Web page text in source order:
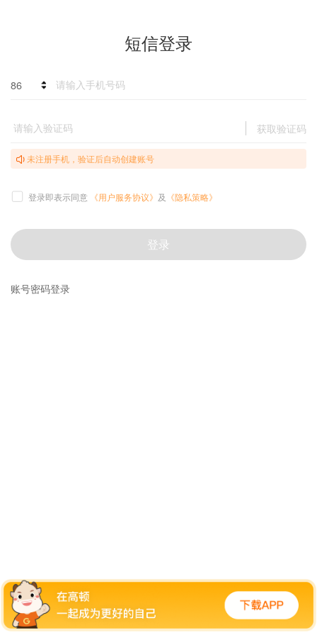
短信登录
86
获取验证码
未注册手机，验证后自动创建账号
登录即表示同意 《用户服务协议》 及 《隐私策略》
登录
账号密码登录